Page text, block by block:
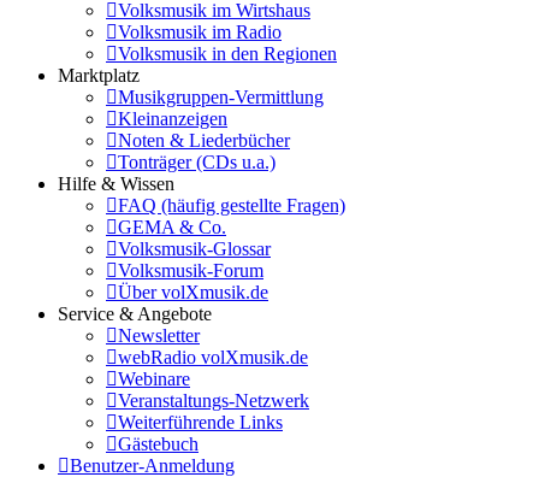
Volksmusik im Wirtshaus
Volksmusik im Radio
Volksmusik in den Regionen
Marktplatz
Musikgruppen-Vermittlung
Kleinanzeigen
Noten & Liederbücher
Tonträger (CDs u.a.)
Hilfe & Wissen
FAQ (häufig gestellte Fragen)
GEMA & Co.
Volksmusik-Glossar
Volksmusik-Forum
Über volXmusik.de
Service & Angebote
Newsletter
webRadio volXmusik.de
Webinare
Veranstaltungs-Netzwerk
Weiterführende Links
Gästebuch
Benutzer-Anmeldung